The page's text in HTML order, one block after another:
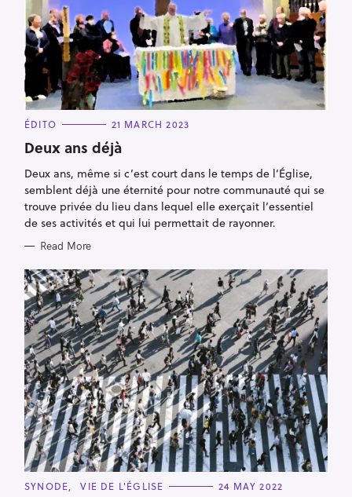
C
T
E
O
I
E
S
ÉDITO 21 MARCH 2023
Deux ans déjà
Deux ans, même si c’est court dans le temps de l’Église,
semblent déjà une éternité pour notre communauté qui se
trouve privée du lieu dans lequel elle exerçait l’essentiel
de ses activités et qui lui permettait de rayonner.
Read More
C
SYNODE VIE DE L'ÉGLISE 24 MAY 2022
S
e
a
c
h
f
r
: